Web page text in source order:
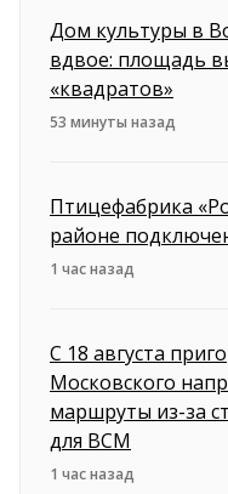
Дом культуры в
вдвое: площадь
«квадратов»
53 минуты назад
Птицефабрика
районе
1 час назад
С 18 августа
Московского
маршруты из-за
для ВСМ
1 час назад